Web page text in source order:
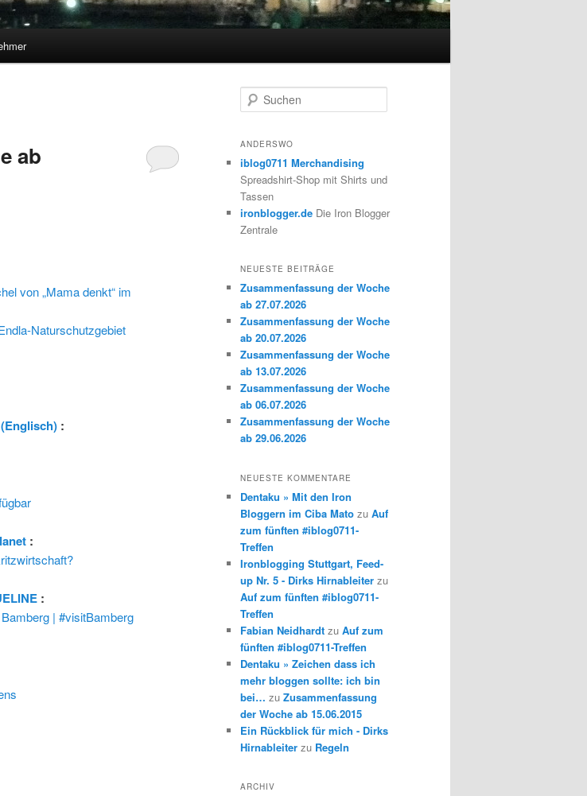
ab
von „Mama denkt“ im
Naturschutzgebiet
:
:
:
| #visitBamberg
u
h
n
ANDERSWO
iblog0711 Merchandising
Spreadshirt-Shop mit Shirts und
Tassen
ironblogger.de Die Iron Blogger
Zentrale
NEUESTE BEITRÄGE
Zusammenfassung der Woche
ab 27.07.2026
Zusammenfassung der Woche
ab 20.07.2026
Zusammenfassung der Woche
ab 13.07.2026
Zusammenfassung der Woche
ab 06.07.2026
Zusammenfassung der Woche
ab 29.06.2026
NEUESTE KOMMENTARE
Dentaku » Mit den Iron
Bloggern im Ciba Mato zu Auf
zum fünften #iblog0711-
Treffen
Ironblogging Stuttgart, Feed-
up Nr. 5 - Dirks Hirnableiter zu
Auf zum fünften #iblog0711-
Treffen
Fabian Neidhardt zu Auf zum
fünften #iblog0711-Treffen
Dentaku » Zeichen dass ich
mehr bloggen sollte: ich bin
bei… zu Zusammenfassung
der Woche ab 15.06.2015
Ein Rückblick für mich - Dirks
Hirnableiter zu Regeln
ARCHIV